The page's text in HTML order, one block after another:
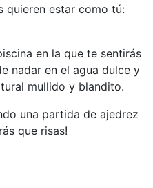
quieren estar como tú:
en la que te sentirás
nadar en el agua dulce y
mullido y blandito.
una partida de ajedrez
que risas!